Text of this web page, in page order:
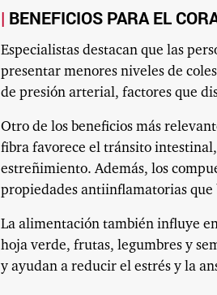
BENEFICIOS PARA EL
Especialistas destacan que las
presentar menores niveles de
de presión arterial, factores que
Otro de los beneficios más
fibra favorece el tránsito
estreñimiento. Además, los
propiedades antiinflamatorias
La alimentación también influye
hoja verde, frutas, legumbres y
y ayudan a reducir el estrés y la